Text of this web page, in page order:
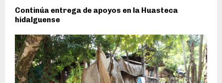
Continúa entrega de apoyos en la Huasteca
hidalguense